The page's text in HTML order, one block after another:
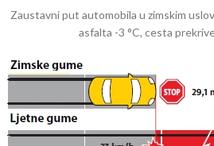
Zaustavni put automobila u zimskim
asfalta -3 °C, cesta